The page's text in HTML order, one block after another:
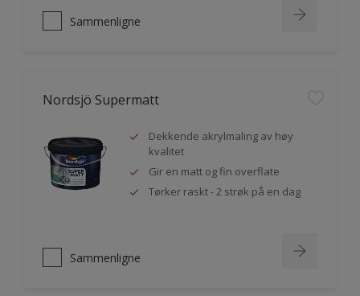
Sammenligne
Nordsjö Supermatt
Dekkende akrylmaling av høy
kvalitet
Gir en matt og fin overflate
Tørker raskt - 2 strøk på en dag
Sammenligne